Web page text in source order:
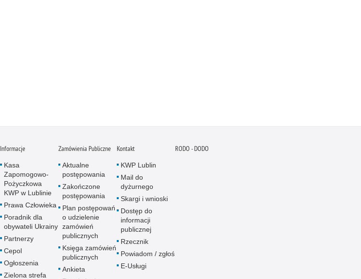
Informacje
Kasa
Zapomogowo-
Pożyczkowa
KWP w Lublinie
Prawa Człowieka
Poradnik dla
obywateli Ukrainy
Partnerzy
Cepol
Ogłoszenia
Zielona strefa
Zamówienia Publiczne
Aktualne
postępowania
Zakończone
postępowania
Plan postępowań
o udzielenie
zamówień
publicznych
Księga zamówień
publicznych
Ankieta
Kontakt
KWP Lublin
Mail do
dyżurnego
Skargi i wnioski
Dostęp do
informacji
publicznej
Rzecznik
Powiadom / zgłoś
E-Usługi
RODO - DODO